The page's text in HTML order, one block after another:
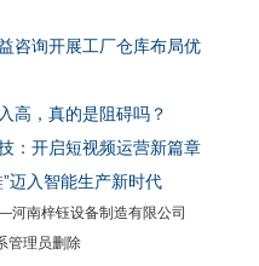
咨询开展工厂仓库布局优
高，真的是阻碍吗？
：开启短视频运营新篇章
迈入智能生产新时代
南梓钰设备制造有限公司
管理员删除